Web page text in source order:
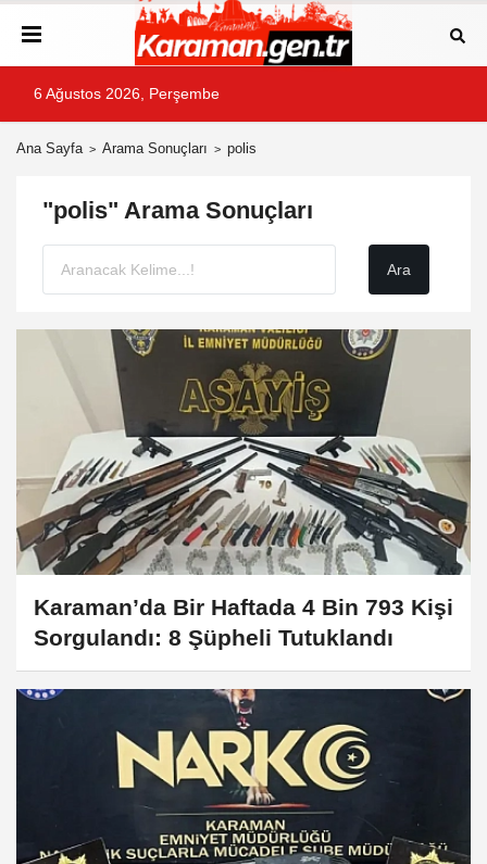
6 Ağustos 2026, Perşembe
Ana Sayfa Arama Sonuçları polis
"polis" Arama Sonuçları
Karaman’da Bir Haftada 4 Bin 793 Kişi
Sorgulandı: 8 Şüpheli Tutuklandı